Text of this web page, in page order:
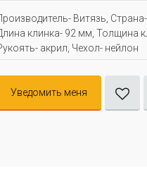
Витязь,
клинка- 92 мм, Толщина
акрил, Чехол- нейлон
Уведомить меня